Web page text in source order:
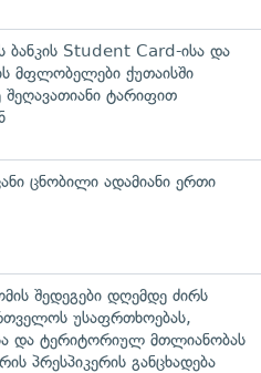
ბანკის Student Card-ისა და
მფლობელები ქუთაისში
ტარიფით
ცნობილი ადამიანი ერთი
შედეგები დღემდე ძირს
უსაფრთხოებას,
და ტერიტორიულ მთლიანობას
პრესპიკერის განცხადება